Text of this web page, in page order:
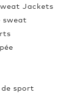
Jackets
sweat
sport